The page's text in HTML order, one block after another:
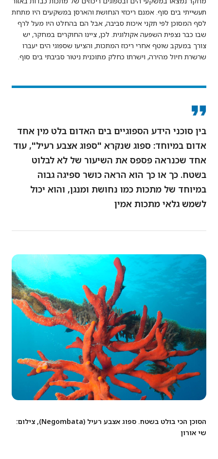
תעשייתי בים סוף. אמנם ריכוזי הנחושת והארסן במשקעים היו מתחת
לסף המסוכן לפי תקני איכות סביבה, אבל הם בהחלט היו מעל לרף
שבו כבר נצפית השפעה אקולוגית. לכן, ציינו החוקרים במחקר, יש
צורך במעקב שוטף אחרי ריכוז המתכות, והציעו שספוגי הים יעברו
שרשרת חיול מהירה, וישרתו כחלק מתוכנית ניטור סביבתי בים סוף.
בין סוכני הידע הספוגיים בים האדום בלט מין אחד
אדום במיוחד: ספוג שנקרא "ספוג אצבע רעיל", עוד
אחד שכנראה פספס את השיעור של לא לבלוט
בשטח. כך או כך הוא הראה כושר ספיגה גבוה
במיוחד של מתכות כמו נחושת ומנגן, והוא יכול
לשמש גלאי מתכות אמין
הסוכן הכי בולט בשטח. ספוג אצבע רעיל (Negombata), צילום:
שי אורון